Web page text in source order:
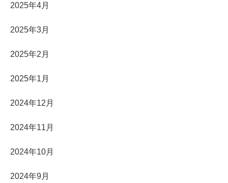
2025年4月
2025年3月
2025年2月
2025年1月
2024年12月
2024年11月
2024年10月
2024年9月